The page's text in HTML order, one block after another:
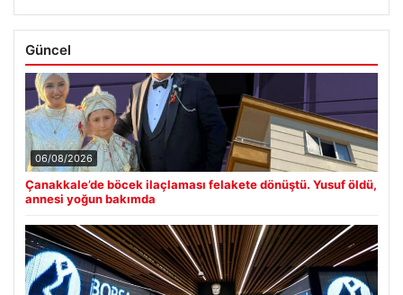
Güncel
06/08/2026
Çanakkale’de böcek ilaçlaması felakete dönüştü. Yusuf öldü,
annesi yoğun bakımda